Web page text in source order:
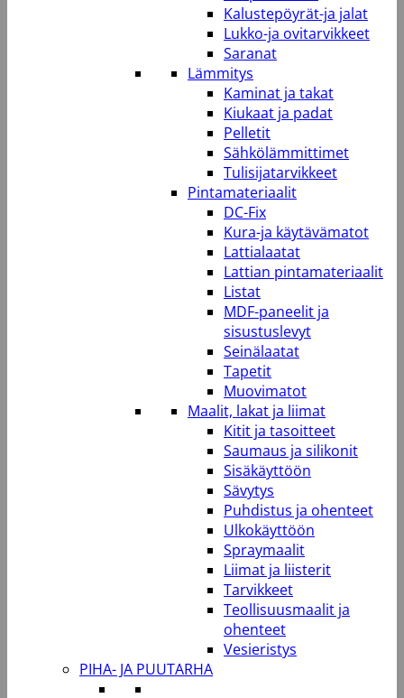
Kalustepöyrät-ja jalat
Lukko-ja ovitarvikkeet
Saranat
Lämmitys
Kaminat ja takat
Kiukaat ja padat
Pelletit
Sähkölämmittimet
Tulisijatarvikkeet
Pintamateriaalit
DC-Fix
Kura-ja käytävämatot
Lattialaatat
Lattian pintamateriaalit
Listat
MDF-paneelit ja
sisustuslevyt
Seinälaatat
Tapetit
Muovimatot
Maalit, lakat ja liimat
Kitit ja tasoitteet
Saumaus ja silikonit
Sisäkäyttöön
Sävytys
Puhdistus ja ohenteet
Ulkokäyttöön
Spraymaalit
Liimat ja liisterit
Tarvikkeet
Teollisuusmaalit ja
ohenteet
Vesieristys
PIHA- JA PUUTARHA